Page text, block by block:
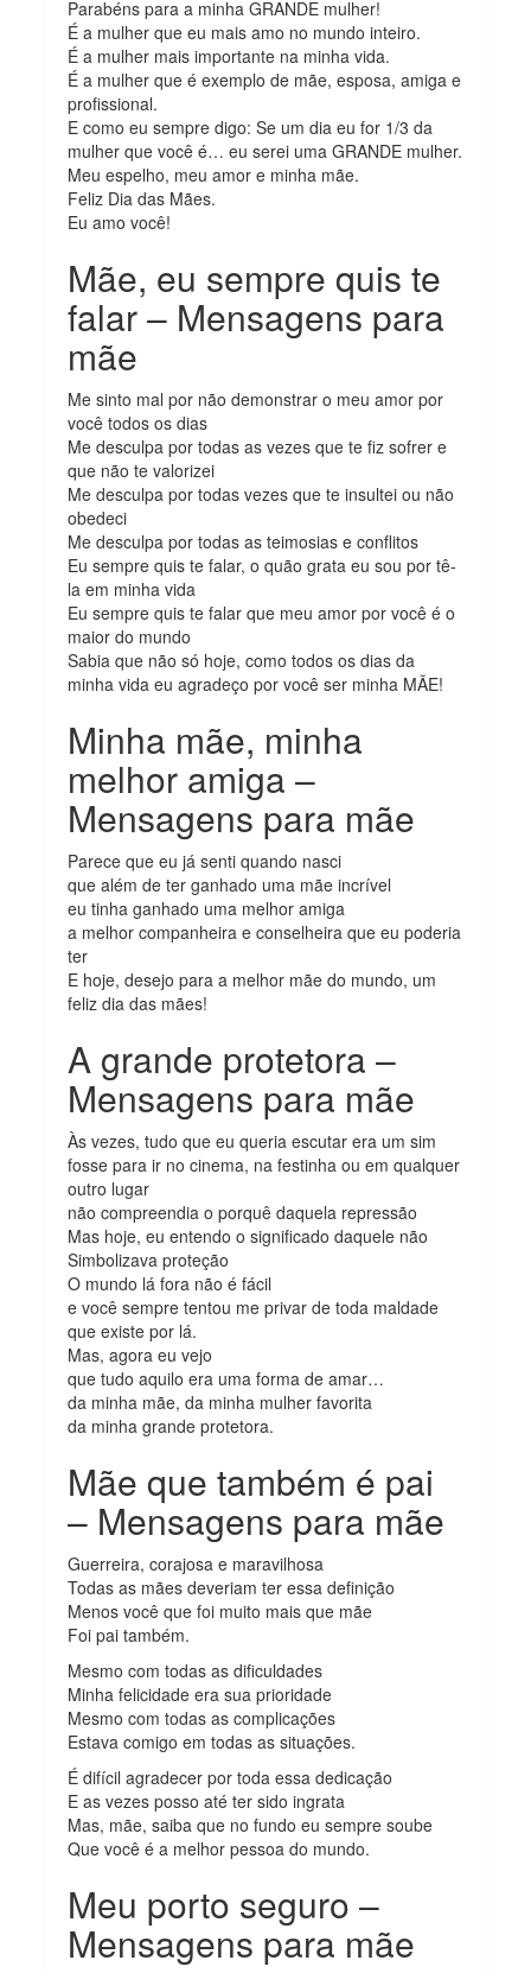
Parabéns para a minha GRANDE mulher!
É a mulher que eu mais amo no mundo inteiro.
É a mulher mais importante na minha vida.
É a mulher que é exemplo de mãe, esposa, amiga e
profissional.
E como eu sempre digo: Se um dia eu for 1/3 da
mulher que você é… eu serei uma GRANDE mulher.
Meu espelho, meu amor e minha mãe.
Feliz Dia das Mães.
Eu amo você!
Mãe, eu sempre quis te
falar – Mensagens para
mãe
Me sinto mal por não demonstrar o meu amor por
você todos os dias
Me desculpa por todas as vezes que te fiz sofrer e
que não te valorizei
Me desculpa por todas vezes que te insultei ou não
obedeci
Me desculpa por todas as teimosias e conflitos
Eu sempre quis te falar, o quão grata eu sou por tê-
la em minha vida
Eu sempre quis te falar que meu amor por você é o
maior do mundo
Sabia que não só hoje, como todos os dias da
minha vida eu agradeço por você ser minha MÃE!
Minha mãe, minha
melhor amiga –
Mensagens para mãe
Parece que eu já senti quando nasci
que além de ter ganhado uma mãe incrível
eu tinha ganhado uma melhor amiga
a melhor companheira e conselheira que eu poderia
ter
E hoje, desejo para a melhor mãe do mundo, um
feliz dia das mães!
A grande protetora –
Mensagens para mãe
Às vezes, tudo que eu queria escutar era um sim
fosse para ir no cinema, na festinha ou em qualquer
outro lugar
não compreendia o porquê daquela repressão
Mas hoje, eu entendo o significado daquele não
Simbolizava proteção
O mundo lá fora não é fácil
e você sempre tentou me privar de toda maldade
que existe por lá.
Mas, agora eu vejo
que tudo aquilo era uma forma de amar…
da minha mãe, da minha mulher favorita
da minha grande protetora.
Mãe que também é pai
– Mensagens para mãe
Guerreira, corajosa e maravilhosa
Todas as mães deveriam ter essa definição
Menos você que foi muito mais que mãe
Foi pai também.
Mesmo com todas as dificuldades
Minha felicidade era sua prioridade
Mesmo com todas as complicações
Estava comigo em todas as situações.
É difícil agradecer por toda essa dedicação
E as vezes posso até ter sido ingrata
Mas, mãe, saiba que no fundo eu sempre soube
Que você é a melhor pessoa do mundo.
Meu porto seguro –
Mensagens para mãe